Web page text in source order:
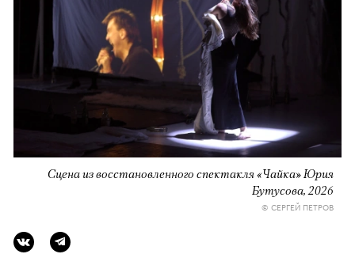
Сцена из восстановленного спектакля «Чайка» Юрия
Бутусова, 2026
© СЕРГЕЙ ПЕТРОВ